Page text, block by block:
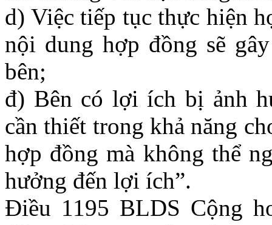
d) Việc tiếp tục thực hiện
nội dung hợp đồng sẽ
bên;
đ) Bên có lợi ích bị ảnh
cần thiết trong khả năng
hợp đồng mà không thể
hưởng đến lợi ích”.
Điều 1195 BLDS Cộng